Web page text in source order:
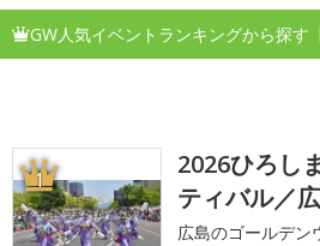
GW人気イベントランキングから探す
1
2026ひろし
ティバル／
広島のゴールデン